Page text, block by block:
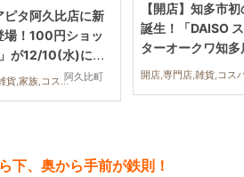
阿久比町
ピタ阿久比店に新
場！100円ショッ
が12/10(水)に開
開店,専門店,雑貨,家族,コスパ抜群
【開店】知多市
誕生！「DAISO
ターオークワ知
(金)オープン
下、奥から手前が鉄則！